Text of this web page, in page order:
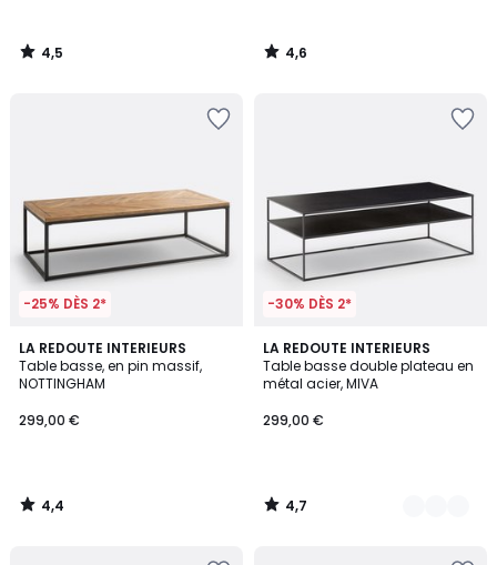
4,5
/
4,6
/
-25% DÈS 2*
LA REDOUTE INTERIEURS
Table basse, en pin massif,
NOTTINGHAM
299,00 €
4,4
/ 5
4,4
/
-30% DÈS 2*
LA REDOUTE INTERIEURS
Table basse double plateau en
métal acier, MIVA
299,00 €
4,7
/ 5
3
Couleurs
4,7
/